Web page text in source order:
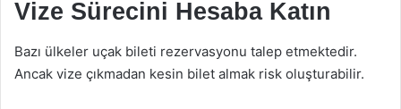
Vize Sürecini Hesaba Katın
Bazı ülkeler uçak bileti rezervasyonu talep etmektedir.
Ancak vize çıkmadan kesin bilet almak risk oluşturabilir.